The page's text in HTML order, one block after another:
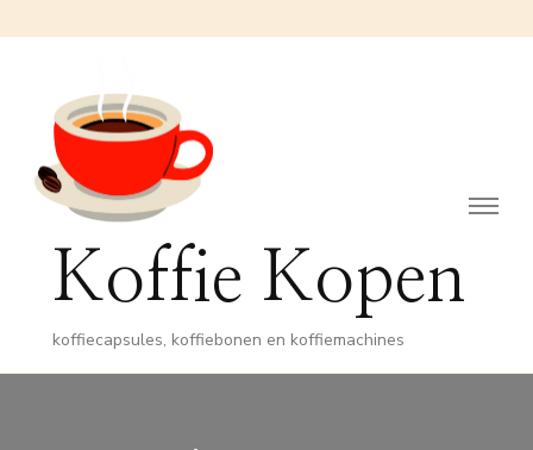
Koffie Kopen
koffiecapsules, koffiebonen en koffiemachines